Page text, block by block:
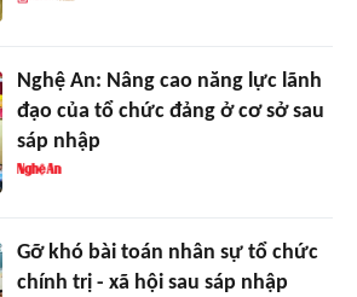
Nghệ An: Nâng cao năng lực lãnh
đạo của tổ chức đảng ở cơ sở sau
sáp nhập
Gỡ khó bài toán nhân sự tổ chức
chính trị - xã hội sau sáp nhập